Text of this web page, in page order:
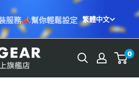
服務📣幫你輕鬆設定 繁體中文
NETGEAR
Store
(HK)
0